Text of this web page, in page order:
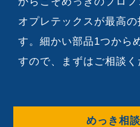
オプレテックスが最高
す。細かい部品1つから
すので、まずはご相談く
めっき相